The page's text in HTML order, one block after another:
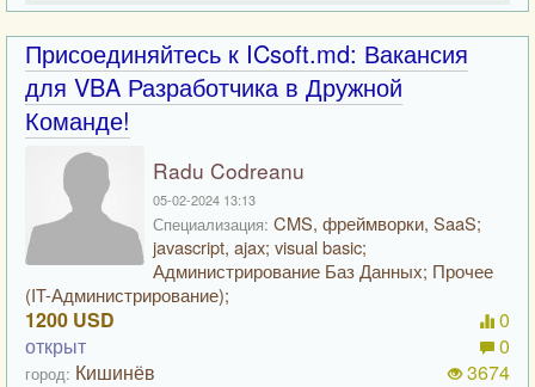
Присоединяйтесь к ICsoft.md: Вакансия
для VBA Разработчика в Дружной
Команде!
Radu Codreanu
05-02-2024 13:13
Специализация: CMS, фреймворки, SaaS;
javascript, ajax; visual basic;
Администрирование Баз Данных; Прочее
(IT-Администрирование);
1200 USD
открыт
город: Кишинёв
0
0
3674